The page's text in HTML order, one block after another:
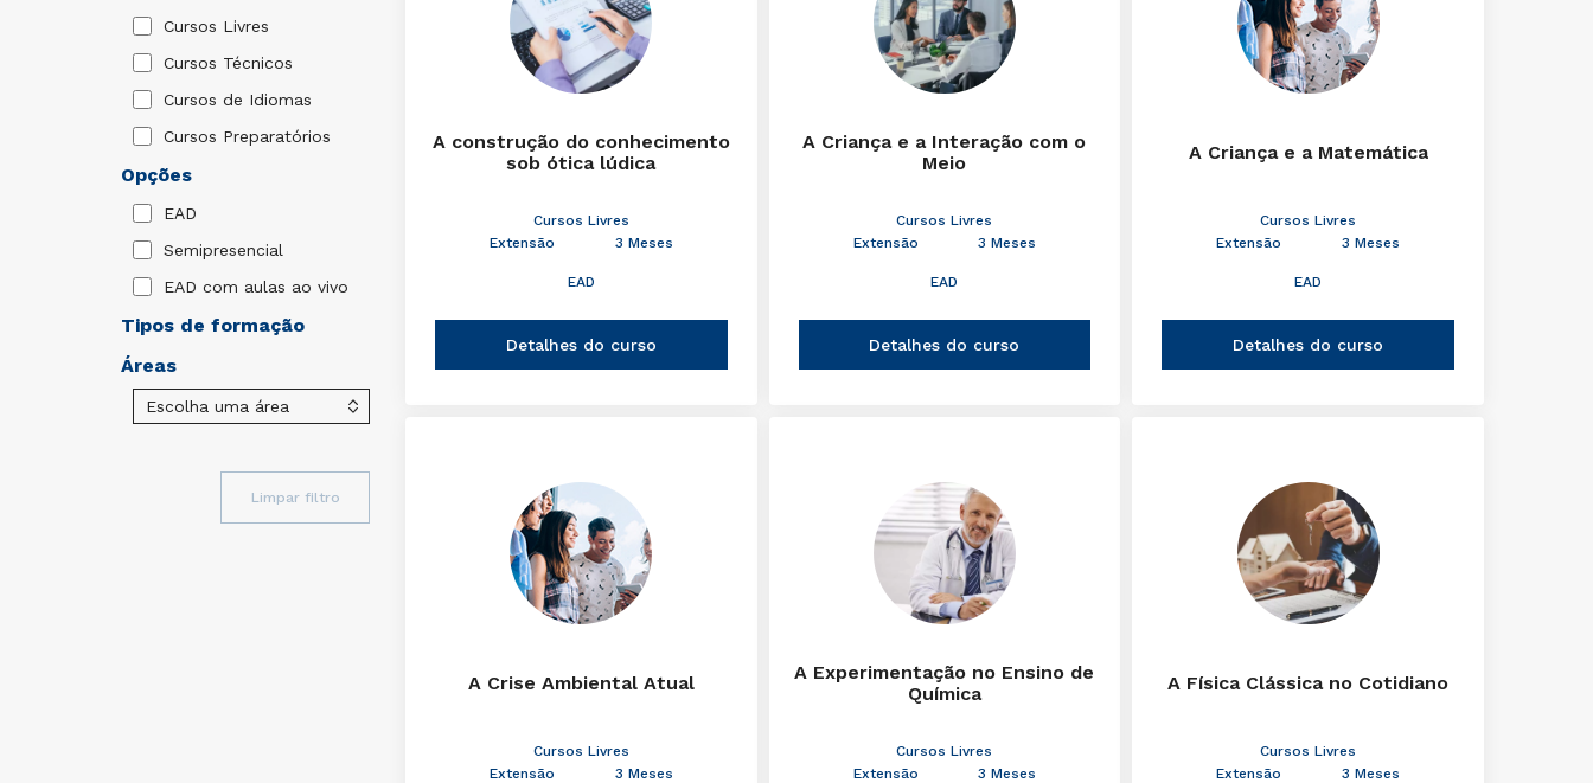
Cursos Livres
Cursos Técnicos
Cursos de Idiomas
Cursos Preparatórios
Opções
EAD
Semipresencial
EAD com aulas ao vivo
Tipos de formação
Áreas
Limpar filtro
A construção do conhecimento
sob ótica lúdica
Cursos Livres
Extensão
3 Meses
EAD
Detalhes do curso
A Criança e a Interação com o
Meio
Cursos Livres
Extensão
3 Meses
EAD
Detalhes do curso
A Criança e a Matemática
Cursos Livres
Extensão
3 Meses
EAD
Detalhes do curso
A Crise Ambiental Atual
Cursos Livres
Extensão
3 Meses
A Experimentação no Ensino de
Química
Cursos Livres
Extensão
3 Meses
A Física Clássica no Cotidiano
Cursos Livres
Extensão
3 Meses